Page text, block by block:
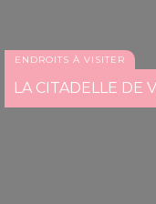
ENDROITS À VISITER
LA CITADELLE DE